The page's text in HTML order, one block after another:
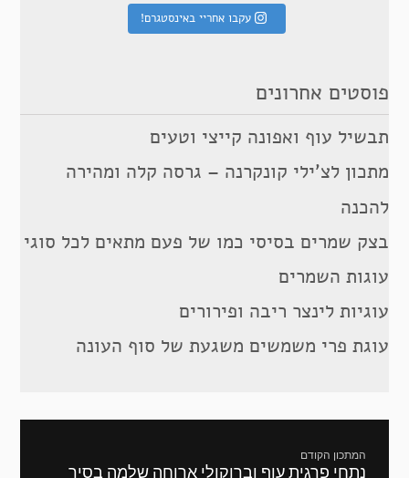
עקבו אחריי באינסטגרם!
פוסטים אחרונים
תבשיל עוף ואפונה קייצי וטעים
מתכון לצ’ילי קונקרנה – גרסה קלה ומהירה
להכנה
בצק שמרים בסיסי כמו של פעם מתאים לכל סוגי
עוגות השמרים
עוגיות לינצר ריבה ופירורים
עוגת פרי משמשים משגעת של סוף העונה
המתכון הקודם
מתכון
נתחי פרגית עוף וברוקולי ארוחה שלמה בסיר